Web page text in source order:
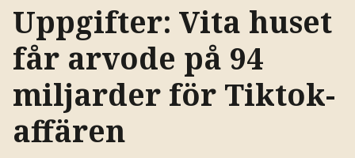
Uppgifter: Vita huset
får arvode på 94
miljarder för Tiktok-
affären